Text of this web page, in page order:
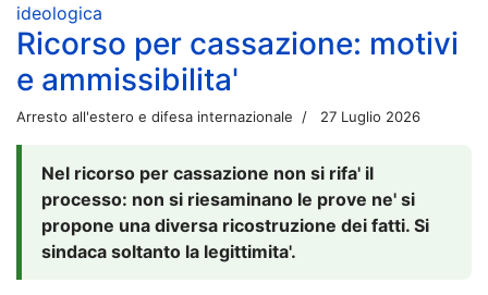
ideologica
Ricorso per cassazione: motivi
e ammissibilita'
Arresto all'estero e difesa internazionale 27 Luglio 2026
Nel ricorso per cassazione non si rifa' il
processo: non si riesaminano le prove ne' si
propone una diversa ricostruzione dei fatti. Si
sindaca soltanto la legittimita'.